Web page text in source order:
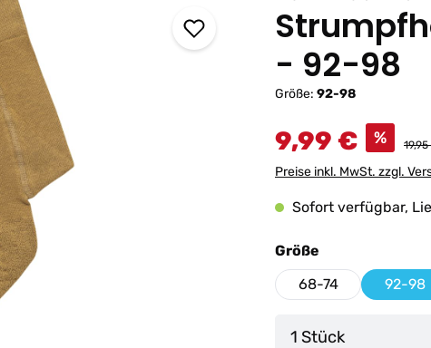
- 92-98
Größe: 92-98
9,99 € %
Preise inkl. MwSt. zzgl.
Sofort verfügbar,
Größe
68-74
92-98
Produkt